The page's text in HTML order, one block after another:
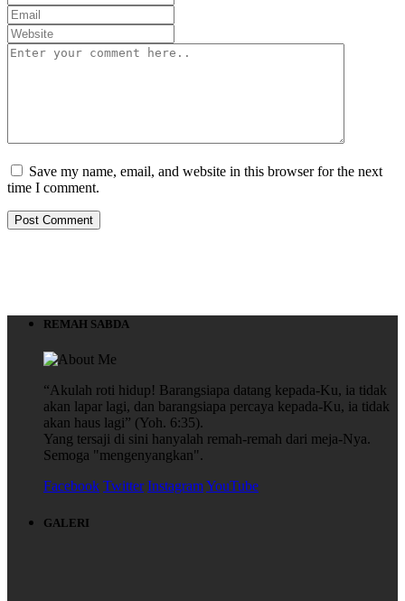
Save my name, email, and website in this browser for the next
time I comment.
REMAH SABDA
“Akulah roti hidup! Barangsiapa datang kepada-Ku, ia tidak
akan lapar lagi, dan barangsiapa percaya kepada-Ku, ia tidak
akan haus lagi” (Yoh. 6:35).
Yang tersaji di sini hanyalah remah-remah dari meja-Nya.
Semoga "mengenyangkan".
Facebook Twitter InstagramYouTube
GALERI